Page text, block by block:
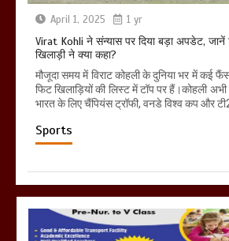
April 1, 2025 1 yr
Virat Kohli ने संन्यास पर दिया बड़ा अपडेट, जानें
खिलाड़ी ने क्या कहा?
मौजूदा समय में विराट कोहली के दुनिया भर में कई
फिट खिलाड़ियों की लिस्ट में टॉप पर हैं।कोहली
भारत के लिए चैंपियंस ट्रॉफी, वनडे विश्व कप और
Sports